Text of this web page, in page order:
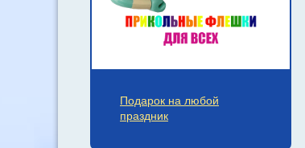
Подарок на любой
праздник